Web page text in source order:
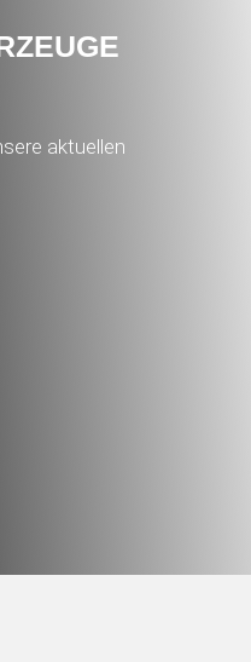
aktuellen